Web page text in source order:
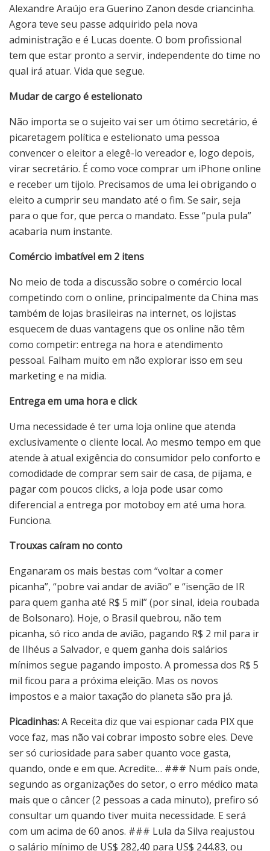
Alexandre Araújo era Guerino Zanon desde criancinha.
Agora teve seu passe adquirido pela nova
administração e é Lucas doente. O bom profissional
tem que estar pronto a servir, independente do time no
qual irá atuar. Vida que segue.
Mudar de cargo é estelionato
Não importa se o sujeito vai ser um ótimo secretário, é
picaretagem política e estelionato uma pessoa
convencer o eleitor a elegê-lo vereador e, logo depois,
virar secretário. É como voce comprar um iPhone online
e receber um tijolo. Precisamos de uma lei obrigando o
eleito a cumprir seu mandato até o fim. Se sair, seja
para o que for, que perca o mandato. Esse “pula pula”
acabaria num instante.
Comércio imbatível em 2 itens
No meio de toda a discussão sobre o comércio local
competindo com o online, principalmente da China mas
também de lojas brasileiras na internet, os lojistas
esquecem de duas vantagens que os online não têm
como competir: entrega na hora e atendimento
pessoal. Falham muito em não explorar isso em seu
marketing e na midia.
Entrega em uma hora e click
Uma necessidade é ter uma loja online que atenda
exclusivamente o cliente local. Ao mesmo tempo em que
atende à atual exigência do consumidor pelo conforto e
comodidade de comprar sem sair de casa, de pijama, e
pagar com poucos clicks, a loja pode usar como
diferencial a entrega por motoboy em até uma hora.
Funciona.
Trouxas caíram no conto
Enganaram os mais bestas com “voltar a comer
picanha”, “pobre vai andar de avião” e “isenção de IR
para quem ganha até R$ 5 mil” (por sinal, ideia roubada
de Bolsonaro). Hoje, o Brasil quebrou, não tem
picanha, só rico anda de avião, pagando R$ 2 mil para ir
de Ilhéus a Salvador, e quem ganha dois salários
mínimos segue pagando imposto. A promessa dos R$ 5
mil ficou para a próxima eleição. Mas os novos
impostos e a maior taxação do planeta são pra já.
Picadinhas:A Receita diz que vai espionar cada PIX que
voce faz, mas não vai cobrar imposto sobre eles. Deve
ser só curiosidade para saber quanto voce gasta,
quando, onde e em que. Acredite… ### Num país onde,
segundo as organizações do setor, o erro médico mata
mais que o câncer (2 pessoas a cada minuto), prefiro só
consultar um quando tiver muita necessidade. E será
com um acima de 60 anos. ### Lula da Silva reajustou
o salário mínimo de US$ 282,40 para US$ 244.83, ou